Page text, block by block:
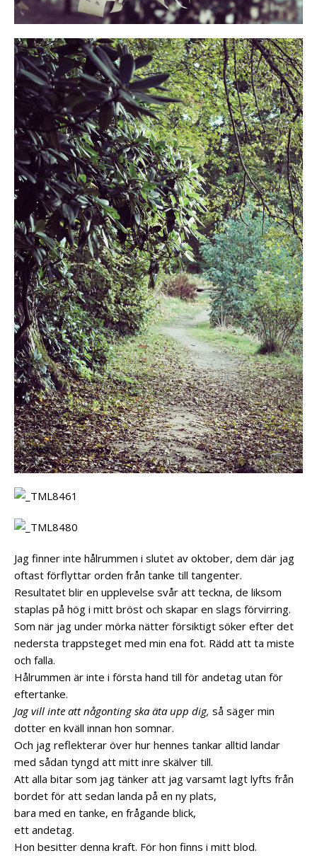
Jag finner inte hålrummen i slutet av oktober, dem där jag
oftast förflyttar orden från tanke till tangenter.
Resultatet blir en upplevelse svår att teckna, de liksom
staplas på hög i mitt bröst och skapar en slags förvirring.
Som när jag under mörka nätter försiktigt söker efter det
nedersta trappsteget med min ena fot. Rädd att ta miste
och falla.
Hålrummen är inte i första hand till för andetag utan för
eftertanke.
Jag vill inte att någonting ska äta upp dig, så säger min
dotter en kväll innan hon somnar.
Och jag reflekterar över hur hennes tankar alltid landar
med sådan tyngd att mitt inre skälver till.
Att alla bitar som jag tänker att jag varsamt lagt lyfts från
bordet för att sedan landa på en ny plats,
bara med en tanke, en frågande blick,
ett andetag.
Hon besitter denna kraft. För hon finns i mitt blod.